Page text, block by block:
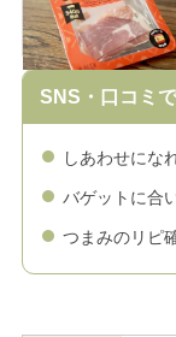
SNS・口コミ
しあわせにな
バゲットに合
つまみのリピ